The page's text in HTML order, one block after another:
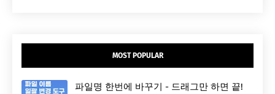
MOST POPULAR
파일명 한번에 바꾸기 - 드래그만 하면 끝!